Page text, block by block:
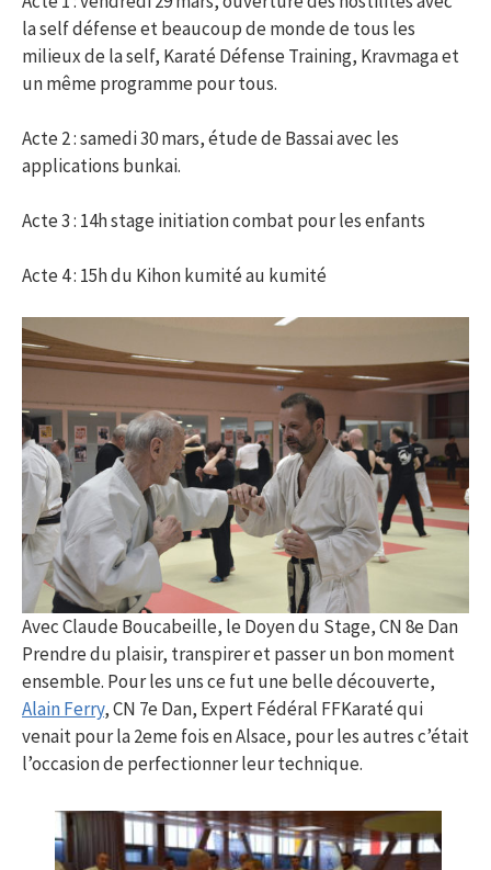
la self défense et beaucoup de monde de tous les
milieux de la self, Karaté Défense Training, Kravmaga et
un même programme pour tous.
Acte 2 : samedi 30 mars, étude de Bassai avec les
applications bunkai.
Acte 3 : 14h stage initiation combat pour les enfants
Acte 4 : 15h du Kihon kumité au kumité
Avec Claude Boucabeille, le Doyen du Stage, CN 8e Dan
Prendre du plaisir, transpirer et passer un bon moment
ensemble. Pour les uns ce fut une belle découverte,
Alain Ferry, CN 7e Dan, Expert Fédéral FFKaraté qui
venait pour la 2eme fois en Alsace, pour les autres c’était
l’occasion de perfectionner leur technique.